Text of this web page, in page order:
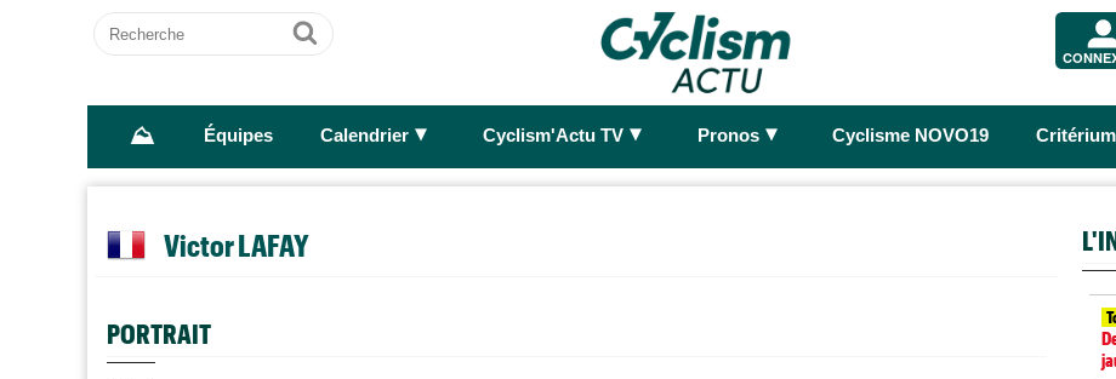
Recherche
Ok
⛰ Équipes Calendrier ► Cyclism'Actu TV ► Pronos ► Cyclisme NOVO19
Victor LAFAY
PORTRAIT